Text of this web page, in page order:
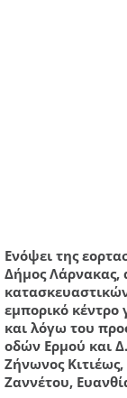
Ενόψει της
Δήμος Λάρνακας,
εμπορικό
και λόγω του
οδών Ερμού και
Ζήνωνος
Ζαννέτου,